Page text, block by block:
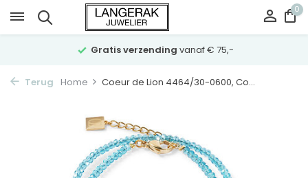
0
Gratis verzending vanaf € 75,-
Terug Home Coeur de Lion 4464/30-0600, Co...